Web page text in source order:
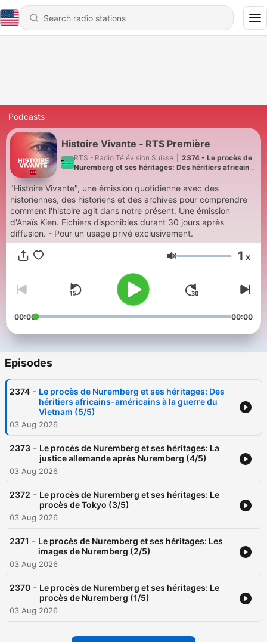
Podcasts
Histoire Vivante ‐ RTS Première
RTS - Radio Télévision Suisse
2374 - Le procès de
Nuremberg et ses héritages: Des héritiers africains-
"Histoire Vivante", une émission quotidienne avec des
historiennes, des historiens et des archives pour comprendre
comment l'histoire agit dans notre présent. Une émission
d'Anaïs Kien. Fichiers disponibles durant 30 jours après
diffusion. - Pour un usage privé exclusivement.
Volume 1 x
00:00 00:00
Episodes
2374 - Le procès de Nuremberg et ses héritages: Des
héritiers africains-américains à la guerre du
Vietnam (5/5)
03 Aug 2026
2373 - Le procès de Nuremberg et ses héritages: La
justice allemande après Nuremberg (4/5)
03 Aug 2026
2372 - Le procès de Nuremberg et ses héritages: Le
procès de Tokyo (3/5)
03 Aug 2026
2371 - Le procès de Nuremberg et ses héritages: Les
images de Nuremberg (2/5)
03 Aug 2026
2370 - Le procès de Nuremberg et ses héritages: Le
procès de Nuremberg (1/5)
03 Aug 2026